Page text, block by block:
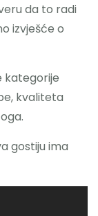
da to radi
izvješće o
kategorije
kvaliteta
gostiju ima